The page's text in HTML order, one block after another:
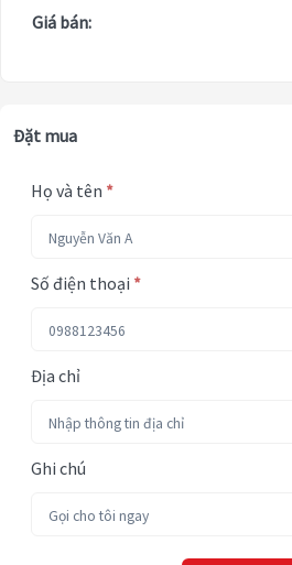
Giá bán:
Đặt mua
Họ và tên *
Số điện thoại *
Địa chỉ
Ghi chú